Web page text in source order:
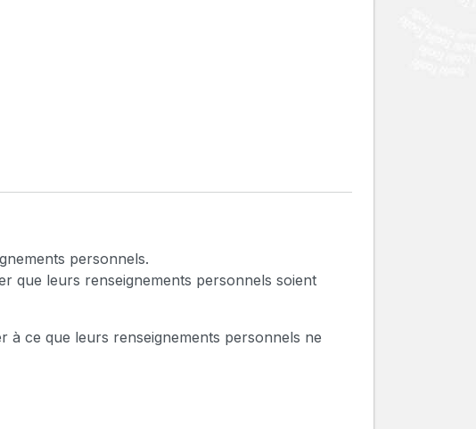
personnels.
que leurs renseignements personnels soient
à ce que leurs renseignements personnels ne